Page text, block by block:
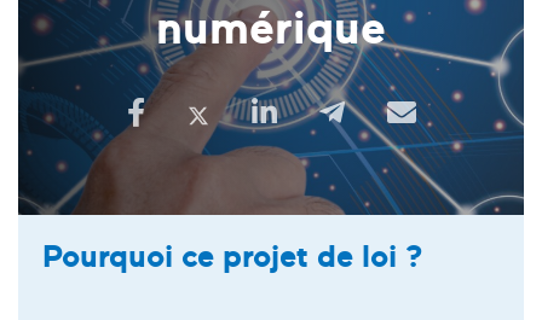
numérique
Pourquoi ce projet de loi ?